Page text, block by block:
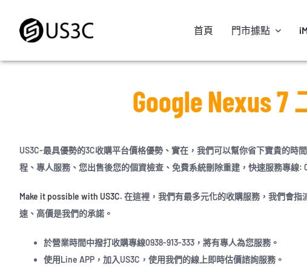
content
首頁 門市據點
Google Nexus
US3C-最具優勢的3C收購平台價格優勢、實在，我們可以幫你省下寶貴的
程、專人服務、您出售後您的個資檢查、免費系統刪除重建，快速服務專線:
Make it possible with US3C. 在這裡，我們有最多元化的收購服務，我們會指
速、高價是我們的承諾。
於營業時間中撥打收購專線0938-913-333，將有專人為您服務。
使用Line APP，加入US3C，使用我們的線上即時估價諮詢服務。